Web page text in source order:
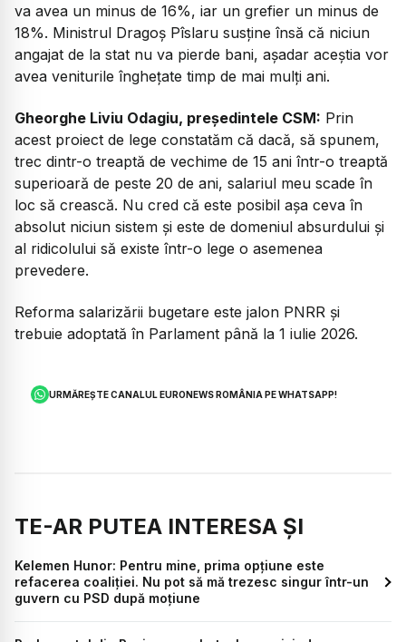
va avea un minus de 16%, iar un grefier un minus de
18%. Ministrul Dragoș Pîslaru susține însă că niciun
angajat de la stat nu va pierde bani, așadar aceștia vor
avea veniturile înghețate timp de mai mulți ani.
Gheorghe Liviu Odagiu, președintele CSM: Prin
acest proiect de lege constatăm că dacă, să spunem,
trec dintr-o treaptă de vechime de 15 ani într-o treaptă
superioară de peste 20 de ani, salariul meu scade în
loc să crească. Nu cred că este posibil așa ceva în
absolut niciun sistem și este de domeniul absurdului și
al ridicolului să existe într-o lege o asemenea
prevedere.
Reforma salarizării bugetare este jalon PNRR și
trebuie adoptată în Parlament până la 1 iulie 2026.
URMĂREȘTE CANALUL EURONEWS ROMÂNIA PE WHATSAPP!
TE-AR PUTEA INTERESA ȘI
Kelemen Hunor: Pentru mine, prima opțiune este
refacerea coaliției. Nu pot să mă trezesc singur într-un
guvern cu PSD după moțiune